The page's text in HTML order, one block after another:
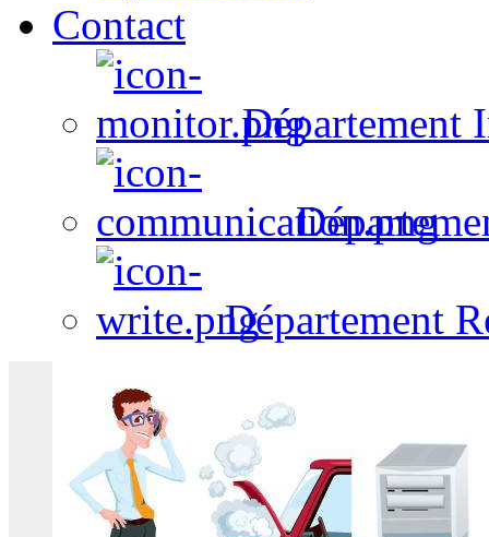
Contact
Département
Département